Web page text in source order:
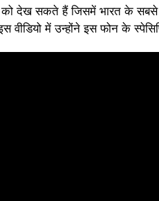
को देख सकते हैं जिसमें भारत के सबसे
में उन्होंने इस फोन के